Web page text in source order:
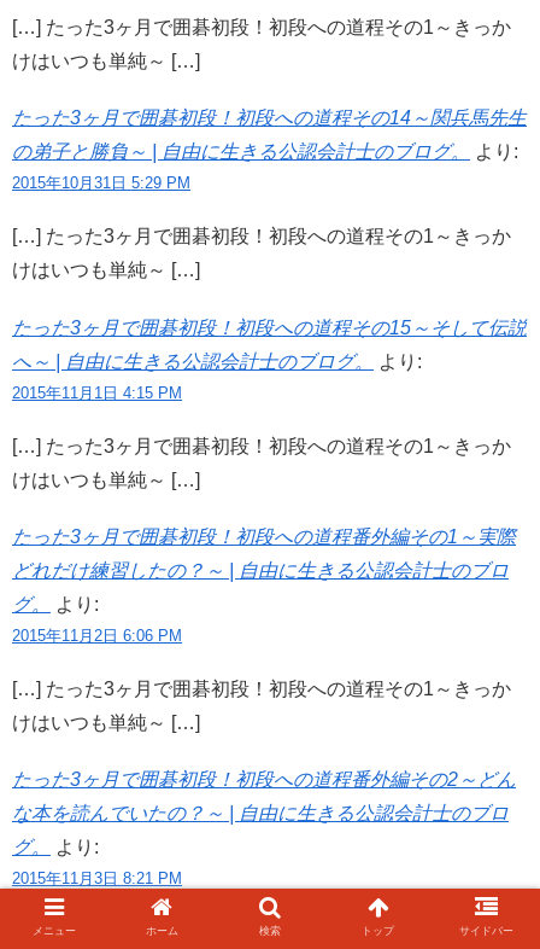
[…] たった3ヶ月で囲碁初段！初段への道程その1～きっか
けはいつも単純～ […]
たった3ヶ月で囲碁初段！初段への道程その14～関兵馬先生
の弟子と勝負～ | 自由に生きる公認会計士のブログ。
より:
2015年10月31日 5:29 PM
[…] たった3ヶ月で囲碁初段！初段への道程その1～きっか
けはいつも単純～ […]
たった3ヶ月で囲碁初段！初段への道程その15～そして伝説
へ～ | 自由に生きる公認会計士のブログ。
より:
2015年11月1日 4:15 PM
[…] たった3ヶ月で囲碁初段！初段への道程その1～きっか
けはいつも単純～ […]
たった3ヶ月で囲碁初段！初段への道程番外編その1～実際
どれだけ練習したの？～ | 自由に生きる公認会計士のブロ
グ。
より:
2015年11月2日 6:06 PM
[…] たった3ヶ月で囲碁初段！初段への道程その1～きっか
けはいつも単純～ […]
たった3ヶ月で囲碁初段！初段への道程番外編その2～どん
な本を読んでいたの？～ | 自由に生きる公認会計士のブロ
グ。
より:
2015年11月3日 8:21 PM
[…] たった3ヶ月で囲碁初段！初段への道程その1～きっか
メニュー ホーム 検索 トップ サイドバー